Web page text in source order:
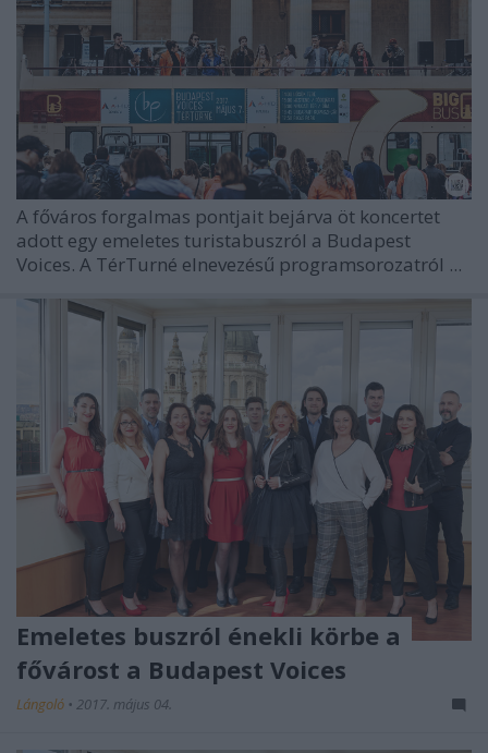
A főváros forgalmas pontjait bejárva öt koncertet
adott egy emeletes turistabuszról a Budapest
Voices. A TérTurné elnevezésű programsorozatról ...
Emeletes buszról énekli körbe a
fővárost a Budapest Voices
Lángoló • 2017. május 04.